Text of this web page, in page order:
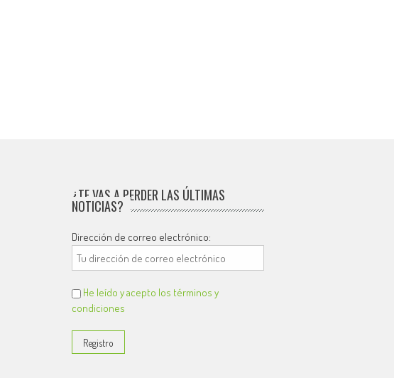
¿TE VAS A PERDER LAS ÚLTIMAS
NOTICIAS?
Dirección de correo electrónico:
He leído y acepto los términos y
condiciones